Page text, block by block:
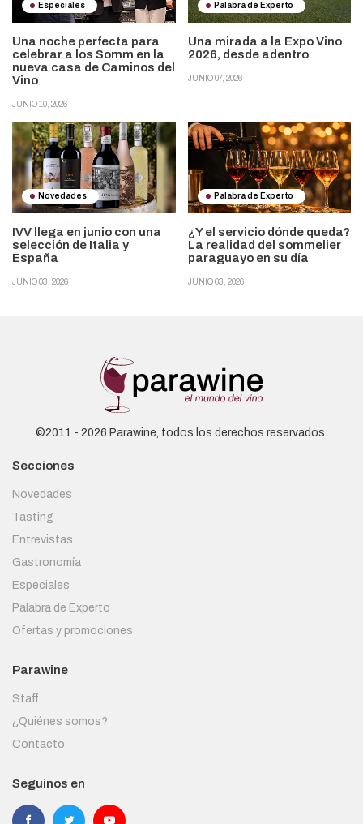
Especiales
Una noche perfecta para
celebrar a los Somm en la
nueva casa de Caminos del
Vino
JUNIO 10, 2026
Palabra de Experto
Una mirada a la Expo Vino
2026, desde adentro
JUNIO 07, 2026
Novedades
IVV llega en junio con una
selección de Italia y
España
JUNIO 03, 2026
Palabra de Experto
¿Y el servicio dónde queda?
La realidad del sommelier
paraguayo en su día
JUNIO 03, 2026
©2011 - 2026 Parawine, todos los derechos reservados.
Secciones
Novedades
Tasting
Entrevistas
Gastronomía
Especiales
Palabra de Experto
Ofertas y promociones
Parawine
Staff
¿Quiénes somos?
Contacto
Seguinos en